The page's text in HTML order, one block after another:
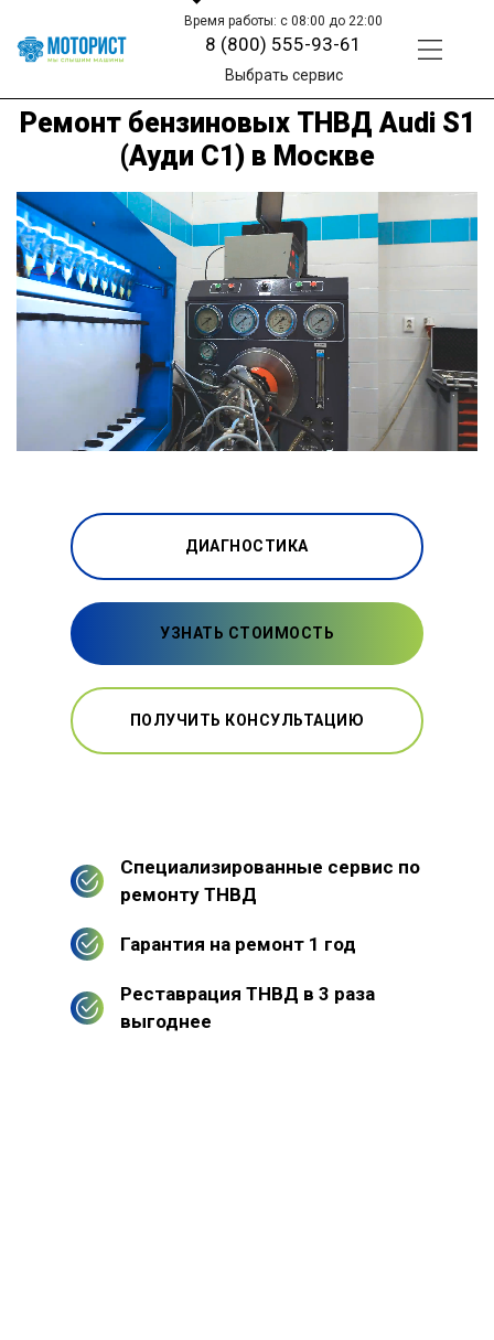
Время работы: с 08:00 до 22:00
8 (800) 555-93-61
Выбрать сервис
Ремонт бензиновых ТНВД Audi S1
(Ауди С1) в Москве
ДИАГНОСТИКА
УЗНАТЬ СТОИМОСТЬ
ПОЛУЧИТЬ КОНСУЛЬТАЦИЮ
Специализированные сервис по
ремонту ТНВД
Гарантия на ремонт 1 год
Реставрация ТНВД в 3 раза
выгоднее